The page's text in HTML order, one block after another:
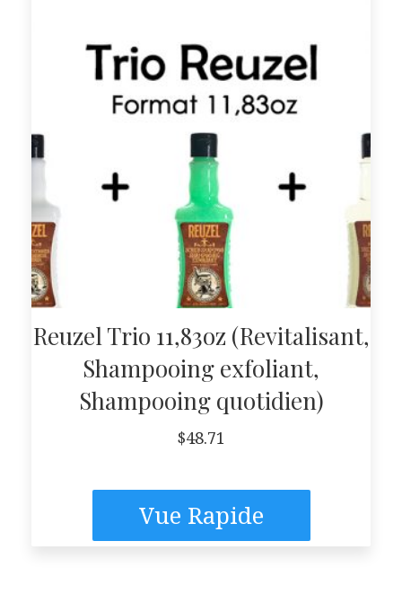
Reuzel Trio 11,83oz (Revitalisant,
Shampooing exfoliant,
Shampooing quotidien)
$48.71
Vue Rapide